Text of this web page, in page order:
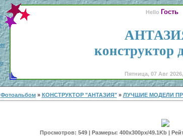
Hello Гость
конструктор
Пятница, 07 Авг
Фотоальбом» КОНСТРУКТОР "АНТАЗИЯ"» ЛУЧШИЕ МОДЕЛИ
Просмотров: 549 | Размеры: 400x300px/49.1Kb |